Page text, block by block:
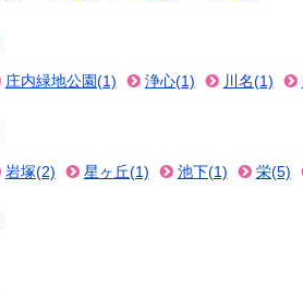
庄内緑地公園(1) 浄心(1) 川名(1)
岩塚(2) 星ヶ丘(1) 池下(1) 栄(5)